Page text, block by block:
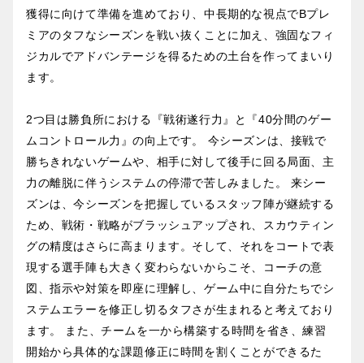
獲得に向けて準備を進めており、中長期的な視点でBプレ
ミアのタフなシーズンを戦い抜くことに加え、強固なフィ
ジカルでアドバンテージを得るための土台を作ってまいり
ます。
2つ目は勝負所における『戦術遂行力』と『40分間のゲー
ムコントロール力』の向上です。 今シーズンは、接戦で
勝ちきれないゲームや、相手に対して後手に回る局面、主
力の離脱に伴うシステムの停滞で苦しみました。 来シー
ズンは、今シーズンを把握しているスタッフ陣が継続する
ため、戦術・戦略がブラッシュアップされ、スカウティン
グの精度はさらに高まります。そして、それをコートで表
現する選手陣も大きく変わらないからこそ、コーチの意
図、指示や対策を即座に理解し、ゲーム中に自分たちでシ
ステムエラーを修正し切るタフさが生まれると考えており
ます。 また、チームを一から構築する時間を省き、練習
開始から具体的な課題修正に時間を割くことができるた